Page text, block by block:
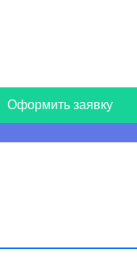
Оформить заявку